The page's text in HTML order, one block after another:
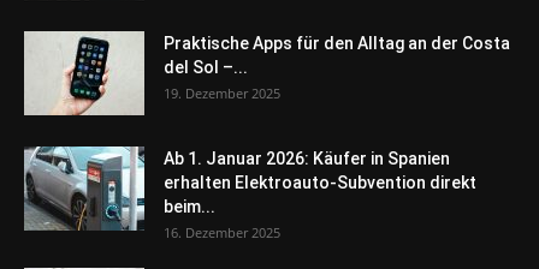
Praktische Apps für den Alltag an der Costa
del Sol –...
19. Dezember 2025
Ab 1. Januar 2026: Käufer in Spanien
erhalten Elektroauto-Subvention direkt
beim...
16. Dezember 2025